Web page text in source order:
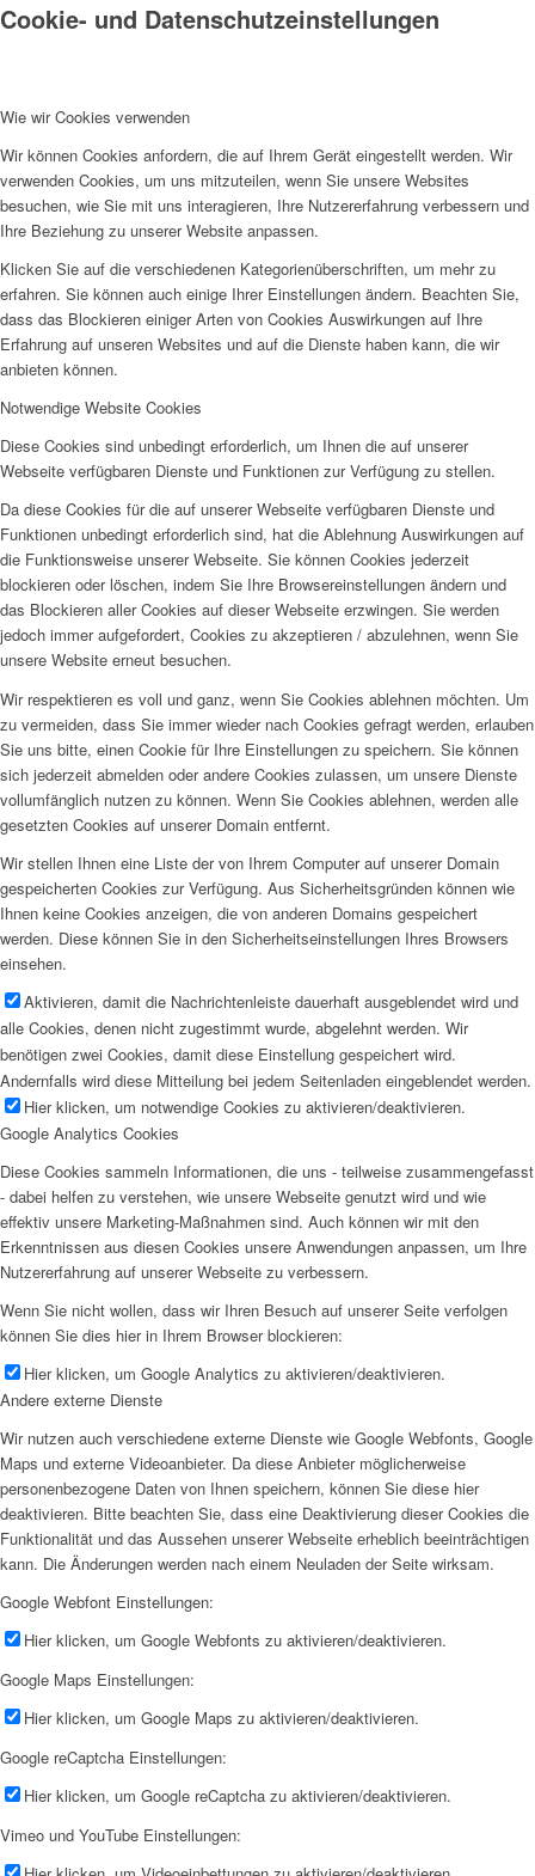
Cookie- und Datenschutzeinstellungen
Wie wir Cookies verwenden
Wir können Cookies anfordern, die auf Ihrem Gerät eingestellt werden. Wir
verwenden Cookies, um uns mitzuteilen, wenn Sie unsere Websites
besuchen, wie Sie mit uns interagieren, Ihre Nutzererfahrung verbessern und
Ihre Beziehung zu unserer Website anpassen.
Klicken Sie auf die verschiedenen Kategorienüberschriften, um mehr zu
erfahren. Sie können auch einige Ihrer Einstellungen ändern. Beachten Sie,
dass das Blockieren einiger Arten von Cookies Auswirkungen auf Ihre
Erfahrung auf unseren Websites und auf die Dienste haben kann, die wir
anbieten können.
Notwendige Website Cookies
Diese Cookies sind unbedingt erforderlich, um Ihnen die auf unserer
Webseite verfügbaren Dienste und Funktionen zur Verfügung zu stellen.
Da diese Cookies für die auf unserer Webseite verfügbaren Dienste und
Funktionen unbedingt erforderlich sind, hat die Ablehnung Auswirkungen auf
die Funktionsweise unserer Webseite. Sie können Cookies jederzeit
blockieren oder löschen, indem Sie Ihre Browsereinstellungen ändern und
das Blockieren aller Cookies auf dieser Webseite erzwingen. Sie werden
jedoch immer aufgefordert, Cookies zu akzeptieren / abzulehnen, wenn Sie
unsere Website erneut besuchen.
Wir respektieren es voll und ganz, wenn Sie Cookies ablehnen möchten. Um
zu vermeiden, dass Sie immer wieder nach Cookies gefragt werden, erlauben
Sie uns bitte, einen Cookie für Ihre Einstellungen zu speichern. Sie können
sich jederzeit abmelden oder andere Cookies zulassen, um unsere Dienste
vollumfänglich nutzen zu können. Wenn Sie Cookies ablehnen, werden alle
gesetzten Cookies auf unserer Domain entfernt.
Wir stellen Ihnen eine Liste der von Ihrem Computer auf unserer Domain
gespeicherten Cookies zur Verfügung. Aus Sicherheitsgründen können wie
Ihnen keine Cookies anzeigen, die von anderen Domains gespeichert
werden. Diese können Sie in den Sicherheitseinstellungen Ihres Browsers
einsehen.
Aktivieren, damit die Nachrichtenleiste dauerhaft ausgeblendet wird und
alle Cookies, denen nicht zugestimmt wurde, abgelehnt werden. Wir
benötigen zwei Cookies, damit diese Einstellung gespeichert wird.
Andernfalls wird diese Mitteilung bei jedem Seitenladen eingeblendet werden.
Hier klicken, um notwendige Cookies zu aktivieren/deaktivieren.
Google Analytics Cookies
Diese Cookies sammeln Informationen, die uns - teilweise zusammengefasst
- dabei helfen zu verstehen, wie unsere Webseite genutzt wird und wie
effektiv unsere Marketing-Maßnahmen sind. Auch können wir mit den
Erkenntnissen aus diesen Cookies unsere Anwendungen anpassen, um Ihre
Nutzererfahrung auf unserer Webseite zu verbessern.
Wenn Sie nicht wollen, dass wir Ihren Besuch auf unserer Seite verfolgen
können Sie dies hier in Ihrem Browser blockieren:
Hier klicken, um Google Analytics zu aktivieren/deaktivieren.
Andere externe Dienste
Wir nutzen auch verschiedene externe Dienste wie Google Webfonts, Google
Maps und externe Videoanbieter. Da diese Anbieter möglicherweise
personenbezogene Daten von Ihnen speichern, können Sie diese hier
deaktivieren. Bitte beachten Sie, dass eine Deaktivierung dieser Cookies die
Funktionalität und das Aussehen unserer Webseite erheblich beeinträchtigen
kann. Die Änderungen werden nach einem Neuladen der Seite wirksam.
Google Webfont Einstellungen:
Hier klicken, um Google Webfonts zu aktivieren/deaktivieren.
Google Maps Einstellungen:
Hier klicken, um Google Maps zu aktivieren/deaktivieren.
Google reCaptcha Einstellungen:
Hier klicken, um Google reCaptcha zu aktivieren/deaktivieren.
Vimeo und YouTube Einstellungen: